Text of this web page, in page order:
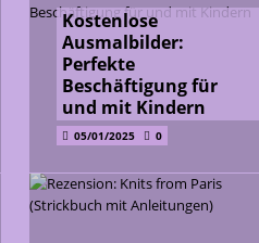
Kostenlose
Ausmalbilder:
Perfekte
Beschäftigung für
und mit Kindern
05/01/2025 0